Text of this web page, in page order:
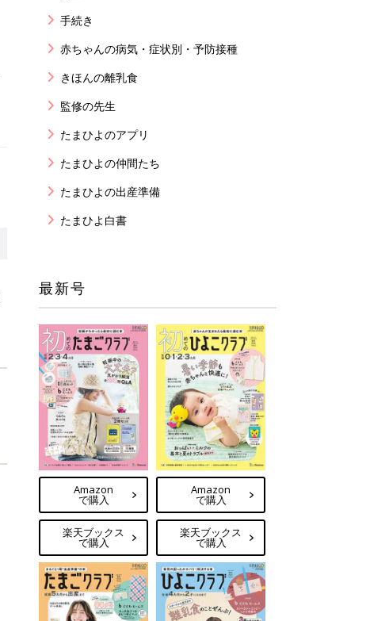
手続き
赤ちゃんの病気・症状別・予防接種
きほんの離乳食
監修の先生
たまひよのアプリ
たまひよの仲間たち
たまひよの出産準備
たまひよ白書
最新号
Amazon
で購入
楽天ブックス
で購入
Amazon
で購入
楽天ブックス
で購入